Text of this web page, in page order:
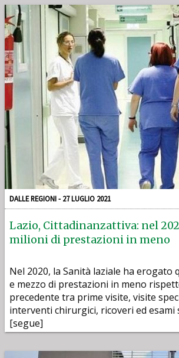
DALLE REGIONI - 27 LUGLIO 2021
Lazio, Cittadinanzattiva: nel
milioni di prestazioni in meno
Nel 2020, la Sanità laziale ha erogato
e mezzo di prestazioni in meno
precedente tra prime visite, visite
interventi chirurgici, ricoveri ed esami
[segue]